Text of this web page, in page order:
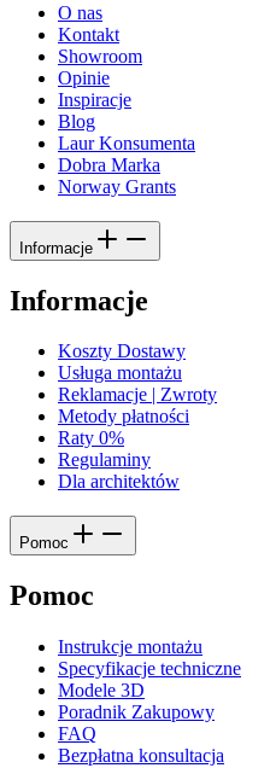
O nas
Kontakt
Showroom
Opinie
Inspiracje
Blog
Laur Konsumenta
Dobra Marka
Norway Grants
Informacje
Informacje
Koszty Dostawy
Usługa montażu
Reklamacje | Zwroty
Metody płatności
Raty 0%
Regulaminy
Dla architektów
Pomoc
Pomoc
Instrukcje montażu
Specyfikacje techniczne
Modele 3D
Poradnik Zakupowy
FAQ
Bezpłatna konsultacja